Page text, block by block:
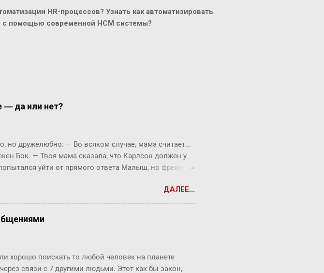
HR-процессов? Узнать как автоматизировать
с помощью современной HCM системы?
― да или нет?
но дружелюбно: ― Во всяком случае, мама считает...
Бок. ― Твоя мама сказала, что Карлсон должен у
уйти от прямого ответа Малыш, но фрекен
себе, трудно, ― вмешался Карлсон. ― Я сейчас
слушай! Ты перестала пить коньяк по утрам,
она вот-вот упадет без чувств. Она хотела
вам, ― сказал Карлсон с торжеством. ― Повторяю
конечно, ― убежденно заверил Малыш, которому
ДАЛЕЕ...
хорошо поискать то любой человек на планете
связи с 7 другими людьми. Этот как бы закон,